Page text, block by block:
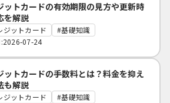
ットカードの有効期限の見方や更新時
を解説
ジットカード
基礎知識
:2026-07-24
ットカードの手数料とは？料金を抑え
も解説
ジットカード
基礎知識